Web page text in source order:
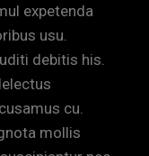
expetenda
usu.
debitis his.
cu.
mollis